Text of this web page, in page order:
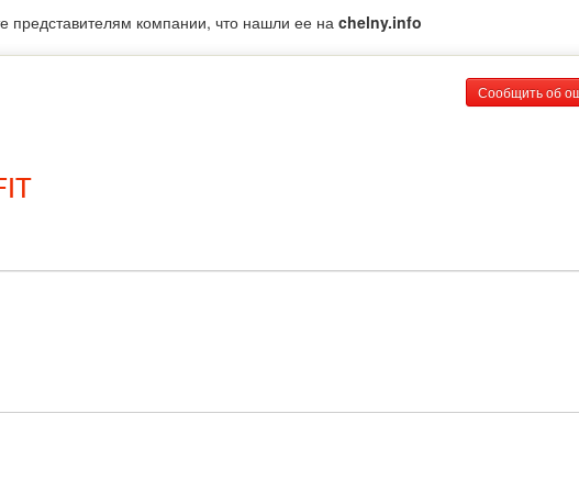
представителям компании, что нашли ее на chelny.info
Сообщить об